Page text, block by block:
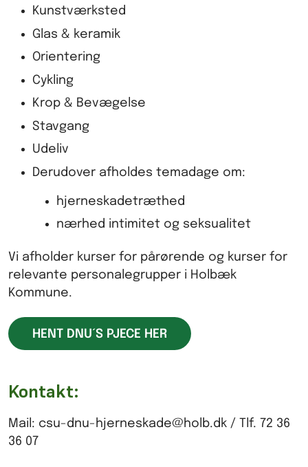
Kunstværksted
Glas & keramik
Orientering
Cykling
Krop & Bevægelse
Stavgang
Udeliv
Derudover afholdes temadage om:
hjerneskadetræthed
nærhed intimitet og seksualitet
Vi afholder kurser for pårørende og kurser for
relevante personalegrupper i Holbæk
Kommune.
HENT DNU´S PJECE HER
Kontakt:
Mail: csu-dnu-hjerneskade@holb.dk / Tlf. 72 36
36 07